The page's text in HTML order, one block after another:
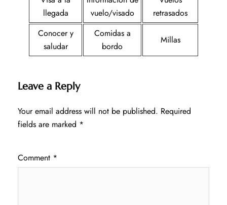
llegada
vuelo/visado
retrasados
Conocer y
saludar
Comidas a
bordo
Millas
Leave a Reply
Your email address will not be published. Required
fields are marked *
Comment *